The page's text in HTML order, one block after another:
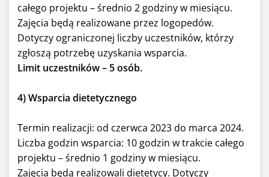
całego projektu – średnio 2 godziny w miesiącu.
Zajęcia będą realizowane przez logopedów.
Dotyczy ograniczonej liczby uczestników, którzy
zgłoszą potrzebę uzyskania wsparcia.
Limit uczestników – 5 osób.
4) Wsparcia dietetycznego
Termin realizacji: od czerwca 2023 do marca 2024.
Liczba godzin wsparcia: 10 godzin w trakcie całego
projektu – średnio 1 godziny w miesiącu.
Zajęcia będą realizowali dietetycy. Dotyczy